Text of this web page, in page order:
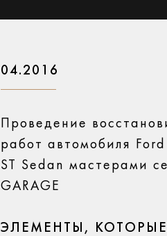
04.2016
Проведение
работ автомобиля
ST Sedan мастерами
GARAGE
ЭЛЕМЕНТЫ, КОТОРЫЕ